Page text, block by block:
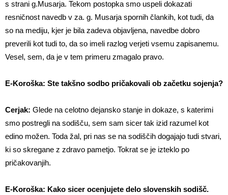
s strani g.Musarja. Tekom postopka smo uspeli dokazati
resničnost navedb v za. g. Musarja spornih člankih, kot tudi, da
so na mediju, kjer je bila zadeva objavljena, navedbe dobro
preverili kot tudi to, da so imeli razlog verjeti vsemu zapisanemu.
Vesel, sem, da je v tem primeru zmagalo pravo.
E-Koroška: Ste takšno sodbo pričakovali ob začetku sojenja?
Cerjak: Glede na celotno dejansko stanje in dokaze, s katerimi
smo postregli na sodišču, sem sam sicer tak izid razumel kot
edino možen. Toda žal, pri nas se na sodiščih dogajajo tudi stvari,
ki so skregane z zdravo pametjo. Tokrat se je izteklo po
pričakovanjih.
E-Koroška: Kako sicer ocenjujete delo slovenskih sodišč.